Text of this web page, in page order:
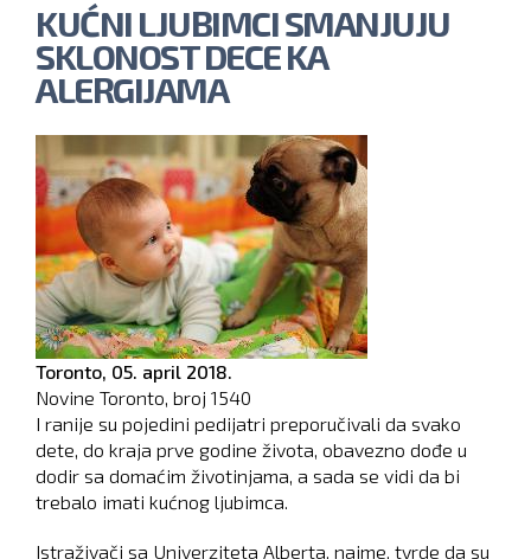
KUĆNI LJUBIMCI SMANJUJU
SKLONOST DECE KA
ALERGIJAMA
Toronto, 05. april 2018.
Novine Toronto, broj 1540
I ranije su pojedini pedijatri preporučivali da svako
dete, do kraja prve godine života, obavezno dođe u
dodir sa domaćim životinjama, a sada se vidi da bi
trebalo imati kućnog ljubimca.
Istraživači sa Univerziteta Alberta, naime, tvrde da su